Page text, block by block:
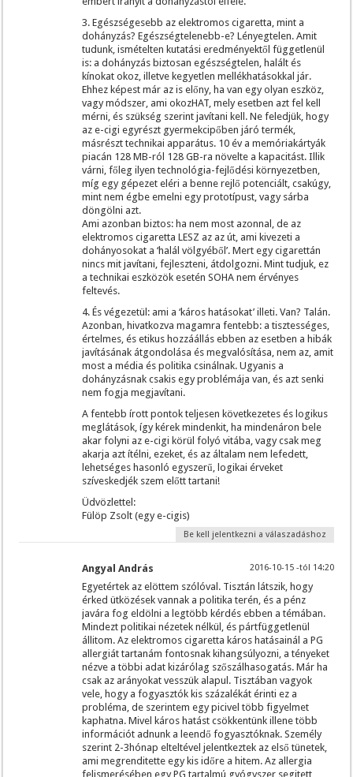
3. Egészségesebb az elektromos cigaretta, mint a
dohányzás? Egészségtelenebb-e? Lényegtelen. Amit
tudunk, ismételten kutatási eredményektől függetlenül
is: a dohányzás biztosan egészségtelen, halált és
kínokat okoz, illetve kegyetlen mellékhatásokkal jár.
Ehhez képest már az is előny, ha van egy olyan eszköz,
vagy módszer, ami okozHAT, mely esetben azt fel kell
mérni, és szükség szerint javítani kell. Ne feledjük, hogy
az e-cigi egyrészt gyermekcipőben járó termék,
másrészt technikai apparátus. 10 év a memóriakártyák
piacán 128 MB-ról 128 GB-ra növelte a kapacitást. Illik
várni, főleg ilyen technológia-fejlődési környezetben,
míg egy gépezet eléri a benne rejlő potenciált, csakúgy,
mint nem égbe emelni egy prototípust, vagy sárba
döngölni azt.
Ami azonban biztos: ha nem most azonnal, de az
elektromos cigaretta LESZ az az út, ami kivezeti a
dohányosokat a ‘halál völgyéből’. Mert egy cigarettán
nincs mit javítani, fejleszteni, átdolgozni. Mint tudjuk, ez
a technikai eszközök esetén SOHA nem érvényes
feltevés.
4. És végezetül: ami a ‘káros hatásokat’ illeti. Van? Talán.
Azonban, hivatkozva magamra fentebb: a tisztességes,
értelmes, és etikus hozzáállás ebben az esetben a hibák
javításának átgondolása és megvalósítása, nem az, amit
most a média és politika csinálnak. Ugyanis a
dohányzásnak csakis egy problémája van, és azt senki
nem fogja megjavítani.
A fentebb írott pontok teljesen következetes és logikus
meglátások, így kérek mindenkit, ha mindenáron bele
akar folyni az e-cigi körül folyó vitába, vagy csak meg
akarja azt ítélni, ezeket, és az általam nem lefedett,
lehetséges hasonló egyszerű, logikai érveket
szíveskedjék szem előtt tartani!
Üdvözlettel:
Fülöp Zsolt (egy e-cigis)
Be kell jelentkezni a válaszadáshoz
Angyal András 2016-10-15 -tól 14:20
Egyetértek az elöttem szólóval. Tisztán látszik, hogy
érked ütközések vannak a politika terén, és a pénz
javára fog eldölni a legtöbb kérdés ebben a témában.
Mindezt politikai nézetek nélkül, és pártfüggetlenül
állitom. Az elektromos cigaretta káros hatásainál a PG
allergiát tartanám fontosnak kihangsúlyozni, a tényeket
nézve a többi adat kizárólag szőszálhasogatás. Már ha
csak az arányokat vesszük alapul. Tisztában vagyok
vele, hogy a fogyasztók kis százalékát érinti ez a
probléma, de szerintem egy picivel több figyelmet
kaphatna. Mivel káros hatást csökkentünk illene több
információt adnunk a leendő fogyasztóknak. Személy
szerint 2-3hónap elteltével jelentkeztek az első tünetek,
ami megrenditette egy kis időre a hitem. Az allergia
felismerésében egy PG tartalmú gyógyszer segitett,